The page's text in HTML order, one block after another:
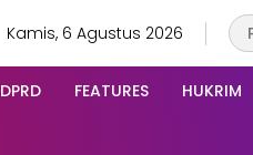
Kamis, 6 Agustus 2026
DPRD FEATURES HUKRIM